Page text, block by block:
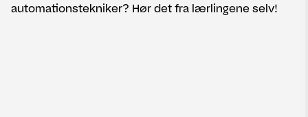
automationstekniker? Hør det fra lærlingene selv!